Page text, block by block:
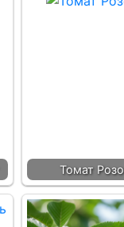
Томат